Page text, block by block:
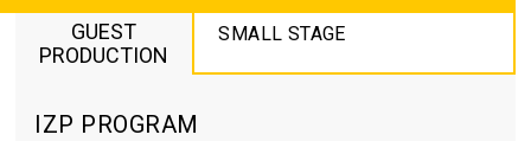
GUEST
PRODUCTION
SMALL STAGE
IZP PROGRAM